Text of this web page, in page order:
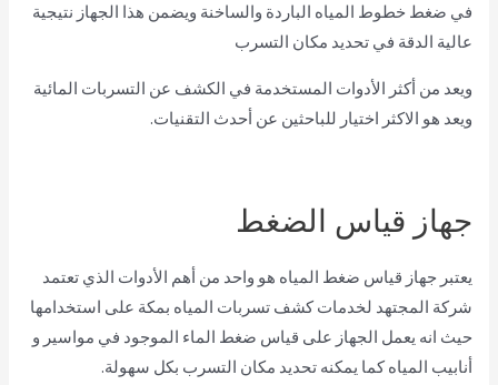
في ضغط خطوط المياه الباردة والساخنة ويضمن هذا الجهاز نتيجية
عالية الدقة في تحديد مكان التسرب
ويعد من أكثر الأدوات المستخدمة في الكشف عن التسربات المائية
ويعد هو الاكثر اختيار للباحثين عن أحدث التقنيات.
جهاز قياس الضغط
يعتبر جهاز قياس ضغط المياه هو واحد من أهم الأدوات الذي تعتمد
شركة المجتهد لخدمات كشف تسربات المياه بمكة على استخدامها
حيث انه يعمل الجهاز على قياس ضغط الماء الموجود في مواسير و
أنابيب المياه كما يمكنه تحديد مكان التسرب بكل سهولة.